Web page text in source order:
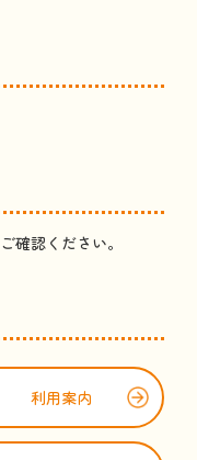
確認 ください。
利用案内